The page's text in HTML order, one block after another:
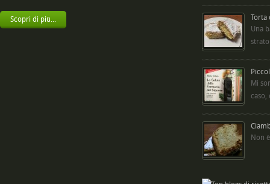
Scopri di più...
Torta
Una
Mi
caso,
Non